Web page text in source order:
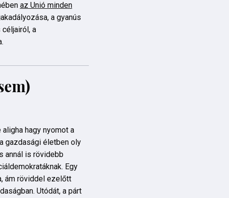
az Unió minden
a gyanús
a
hagy nyomot a
gazdasági életben oly
annál is rövidebb
Egy
ám röviddel ezelőtt
Utódát, a párt